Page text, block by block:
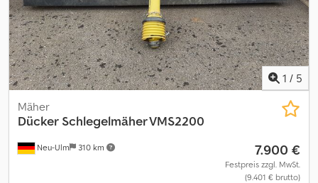
1 / 5
Neu-Ulm 310 km
Mäher
Dücker Schlegelmäher VMS2200
7.900 €
Festpreis zzgl. MwSt.
(9.401 € brutto)